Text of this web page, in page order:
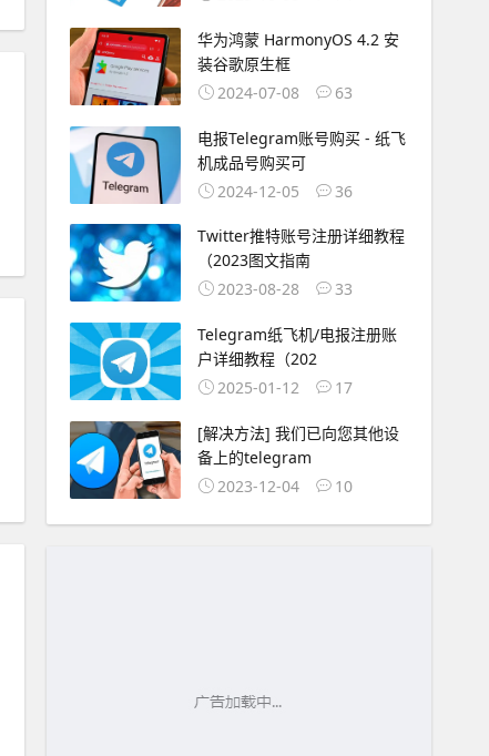
华为鸿蒙 HarmonyOS 4.2 安
装谷歌原生框
2024-07-08
63
电报Telegram账号购买 - 纸飞
机成品号购买可
2024-12-05
36
Twitter推特账号注册详细教程
（2023图文指南
2023-08-28
33
Telegram纸飞机/电报注册账
户详细教程（202
2025-01-12
17
[解决方法] 我们已向您其他设
备上的telegram
2023-12-04
10